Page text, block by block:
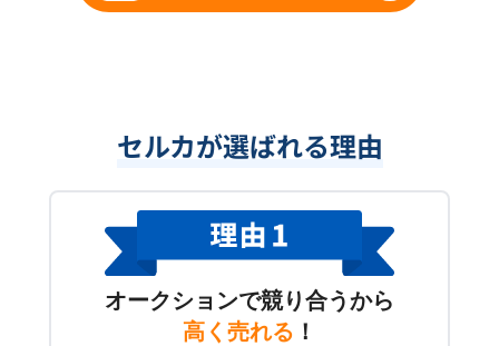
セルカが選ばれる理由
オークションで競り合うから
高く売れる ！